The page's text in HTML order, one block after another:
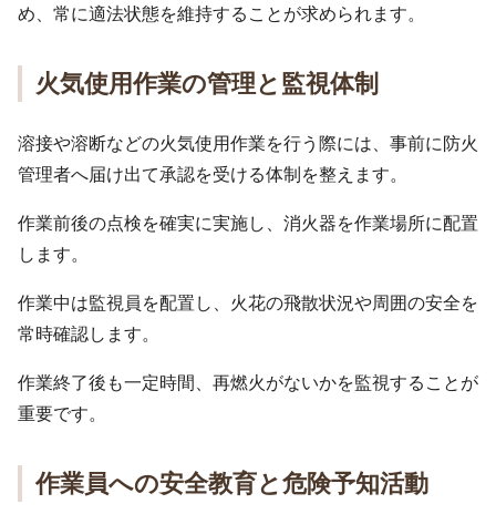
め、常に適法状態を維持することが求められます。
火気使用作業の管理と監視体制
溶接や溶断などの火気使用作業を行う際には、事前に防火
管理者へ届け出て承認を受ける体制を整えます。
作業前後の点検を確実に実施し、消火器を作業場所に配置
します。
作業中は監視員を配置し、火花の飛散状況や周囲の安全を
常時確認します。
作業終了後も一定時間、再燃火がないかを監視することが
重要です。
作業員への安全教育と危険予知活動